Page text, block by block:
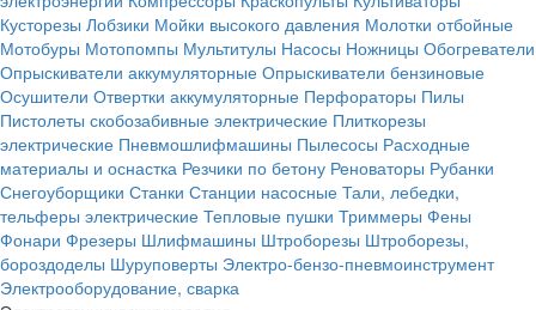
Кусторезы Лобзики Мойки высокого давления Молотки отбойные
Мотобуры Мотопомпы Мультитулы Насосы Ножницы Обогреватели
Опрыскиватели аккумуляторные Опрыскиватели бензиновые
Осушители Отвертки аккумуляторные Перфораторы Пилы
Пистолеты скобозабивные электрические Плиткорезы
электрические Пневмошлифмашины Пылесосы Расходные
материалы и оснастка Резчики по бетону Реноваторы Рубанки
Снегоуборщики Станки Станции насосные Тали, лебедки,
тельферы электрические Тепловые пушки Триммеры Фены
Фонари Фрезеры Шлифмашины Штроборезы Штроборезы,
бороздоделы Шуруповерты Электро-бензо-пневмоинструмент
Электрооборудование, сварка